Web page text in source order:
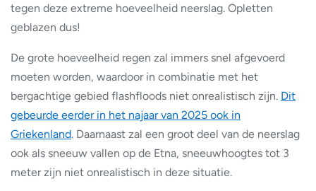
tegen deze extreme hoeveelheid neerslag. Opletten
geblazen dus!
De grote hoeveelheid regen zal immers snel afgevoerd
moeten worden, waardoor in combinatie met het
bergachtige gebied flashfloods niet onrealistisch zijn. Dit
gebeurde eerder in het najaar van 2025 ook in
Griekenland. Daarnaast zal een groot deel van de neerslag
ook als sneeuw vallen op de Etna, sneeuwhoogtes tot 3
meter zijn niet onrealistisch in deze situatie.